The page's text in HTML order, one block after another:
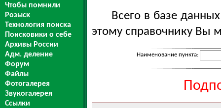
Чтобы помнили
Розыск
Технология поиска
Поисковики о себе
Архивы России
Адм. деление
Форум
Файлы
Фотогалерея
Звукогалерея
Ссылки
Всего в базе
этому справочнику Вы
Наименование пункта: